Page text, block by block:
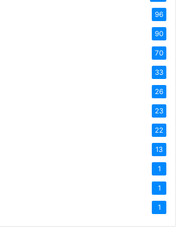
96
90
70
33
26
23
22
13
1
1
1